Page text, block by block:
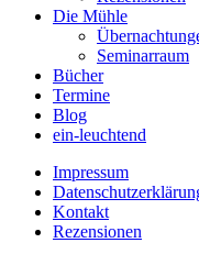
Die Mühle
Seminarraum
Bücher
Termine
Blog
ein-leuchtend
Impressum
Kontakt
Rezensionen